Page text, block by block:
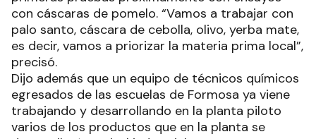
con cáscaras de pomelo. “Vamos a trabajar con
palo santo, cáscara de cebolla, olivo, yerba mate,
es decir, vamos a priorizar la materia prima local”,
precisó.
Dijo además que un equipo de técnicos químicos
egresados de las escuelas de Formosa ya viene
trabajando y desarrollando en la planta piloto
varios de los productos que en la planta se